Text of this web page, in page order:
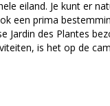
eiland. Je kunt er
een prima
des Plantes
is het op de